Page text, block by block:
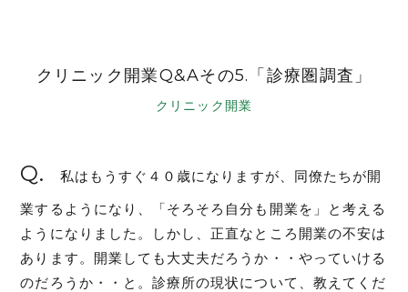
クリニック開業Q&Aその5.「診療圏調査」
クリニック開業
Q.
私はもうすぐ４０歳になりますが、同僚たちが開
業するようになり、「そろそろ自分も開業を」と考える
ようになりました。しかし、正直なところ開業の不安は
あります。開業しても大丈夫だろうか・・やっていける
のだろうか・・と。診療所の現状について、教えてくだ